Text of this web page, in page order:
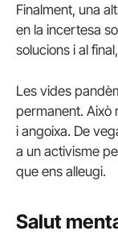
Finalment, una
en la incertesa
solucions i al
Les vides
permanent. Això
i angoixa. De
a un activisme
que ens alleugi.
Salut